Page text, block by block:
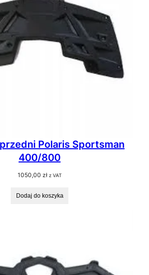
Polaris Sportsman
400/800
1050,00 zł z VAT
Dodaj do koszyka